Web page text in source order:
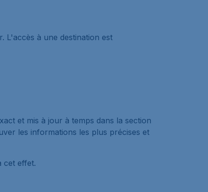
L'accès à une destination est
et mis à jour à temps dans la section
les informations les plus précises et
cet effet.